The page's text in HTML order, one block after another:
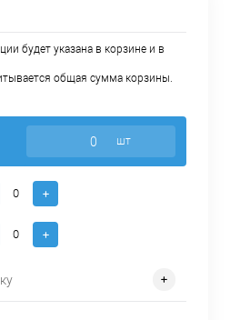
будет указана в корзине и в
общая сумма корзины.
шт